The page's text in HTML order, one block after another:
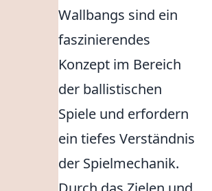
Wallbangs sind ein
faszinierendes
Konzept im Bereich
der ballistischen
Spiele und erfordern
ein tiefes Verständnis
der Spielmechanik.